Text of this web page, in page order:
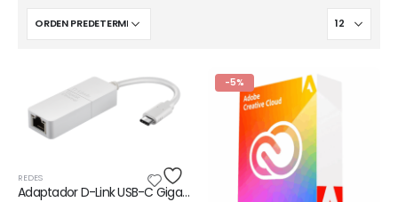
REDES
Adaptador D-Link USB-C Gigabit Ethernet LAN
-5%